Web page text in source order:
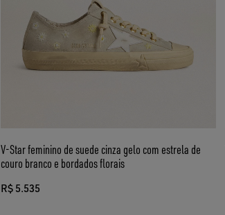
V-Star feminino de suede cinza gelo com estrela de
couro branco e bordados florais
R$ 5.535